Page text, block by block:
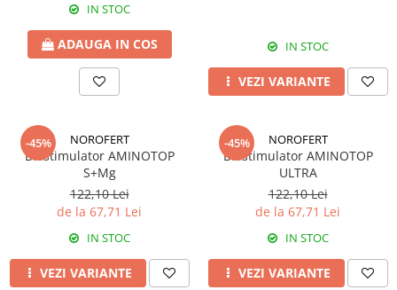
Fertilizanți foliari
Dezinfectant sol
Insecticide
Fertilizanți foliari
Tratament semințe
Fungicide
Biostimulatori
Insecticide
FASOLE
Insecticide
Fertilizanți foliari
Insecticide
FASOLE PĂSTĂI
FLOAREA SOARELUI
Tratament semințe
Semințe
Fungicide
IN STOC
ADAUGA IN COS IN STOC
VEZI VARIANTE
-45% NOROFERT
Biostimulator AMINOTOP
S+Mg
122,10 Lei
de la 67,71 Lei
IN STOC
VEZI VARIANTE
-45% NOROFERT
Biostimulator AMINOTOP
ULTRA
122,10 Lei
de la 67,71 Lei
IN STOC
VEZI VARIANTE